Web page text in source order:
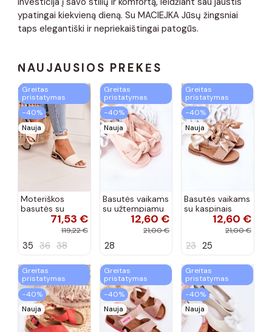
ypatingai kiekvieną dieną. Su MACIEJKA Jūsų žingsniai
taps elegantiški ir nepriekaištingai patogūs.
NAUJAUSIOS PREKĖS
Greitas
pristatymas
−40%
Nauja
Moteriškos
basutės su
aukso spalvos
kulniukais Laura
spalvos
71,53 €
119,22 €
35 36 38
Greitas
pristatymas
−40%
Nauja
Basutės vaikams
su užtempiamu
užsegimu
rožinės spalvos
12,60 €
21,00 €
28
Greitas
pristatymas
−40%
Nauja
Basutės vaikams
su kaspinais
aukso spalvos
12,60 €
21,00 €
23 25
Greitas
pristatymas
−40%
Nauja
Greitas
pristatymas
−40%
Nauja
Greitas
pristatymas
−40%
Nauja